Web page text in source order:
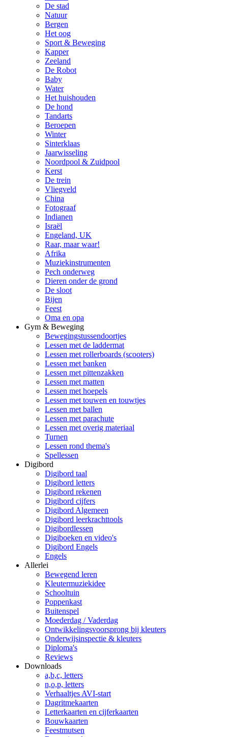
De stad
Natuur
Bergen
Het oog
Sport & Beweging
Kapper
Zeeland
De Robot
Baby
Water
Het huishouden
De hond
Tandarts
Beroepen
Winter
Sinterklaas
Jaarwisseling
Noordpool & Zuidpool
Kerst
De trein
Vliegveld
China
Fotograaf
Indianen
Israël
Engeland, UK
Raar, maar waar!
Afrika
Muziekinstrumenten
Pech onderweg
Dieren onder de grond
De sloot
Bijen
Feest
Oma en opa
Gym & Beweging
Bewegingstussendoortjes
Lessen met de laddermat
Lessen met rollerboards (scooters)
Lessen met banken
Lessen met pittenzakken
Lessen met matten
Lessen met hoepels
Lessen met touwen en touwtjes
Lessen met ballen
Lessen met parachute
Lessen met overig materiaal
Turnen
Lessen rond thema's
Spellessen
Digibord
Digibord taal
Digibord letters
Digibord rekenen
Digibord cijfers
Digibord Algemeen
Digibord leerkrachttools
Digibordlessen
Digiboeken en video's
Digibord Engels
Engels
Allerlei
Bewegend leren
Kleutermuziekidee
Schooltuin
Poppenkast
Buitenspel
Moederdag / Vaderdag
Ontwikkelingsvoorsprong bij kleuters
Onderwijsinspectie & kleuters
Diploma's
Reviews
Downloads
a,b,c, letters
n,o,p, letters
Verhaaltjes AVI-start
Dagritmekaarten
Letterkaarten en cijferkaarten
Bouwkaarten
Feestmutsen